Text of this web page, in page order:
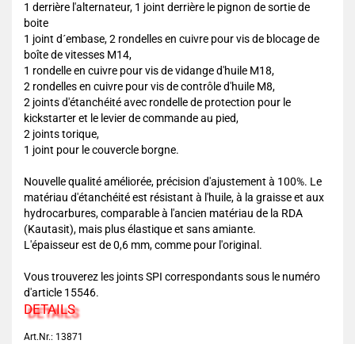
1 derrière l'alternateur, 1 joint derrière le pignon de sortie de
boite
1 joint d´embase, 2 rondelles en cuivre pour vis de blocage de
boîte de vitesses M14,
1 rondelle en cuivre pour vis de vidange d'huile M18,
2 rondelles en cuivre pour vis de contrôle d'huile M8,
2 joints d'étanchéité avec rondelle de protection pour le
kickstarter et le levier de commande au pied,
2 joints torique,
1 joint pour le couvercle borgne.
Nouvelle qualité améliorée, précision d'ajustement à 100%. Le
matériau d'étanchéité est résistant à l'huile, à la graisse et aux
hydrocarbures, comparable à l'ancien matériau de la RDA
(Kautasit), mais plus élastique et sans amiante.
L'épaisseur est de 0,6 mm, comme pour l'original.
Vous trouverez les joints SPI correspondants sous le numéro
d'article 15546.
DETAILS
Art.Nr.: 13871